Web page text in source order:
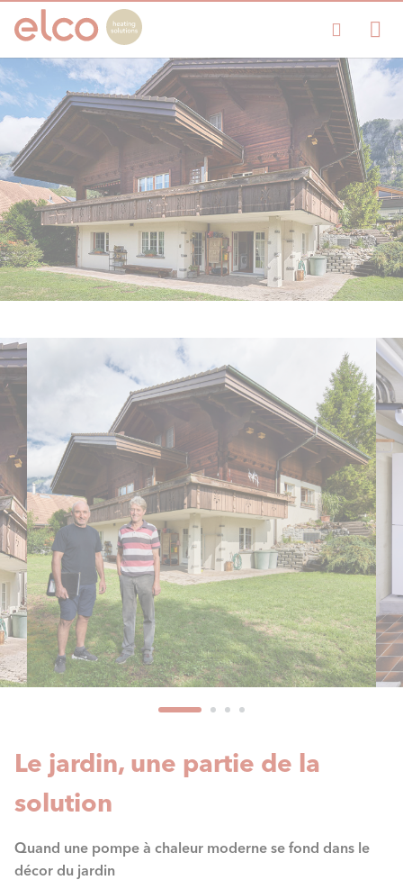
Le jardin, une partie de la
solution
Quand une pompe à chaleur moderne se fond dans le
décor du jardin